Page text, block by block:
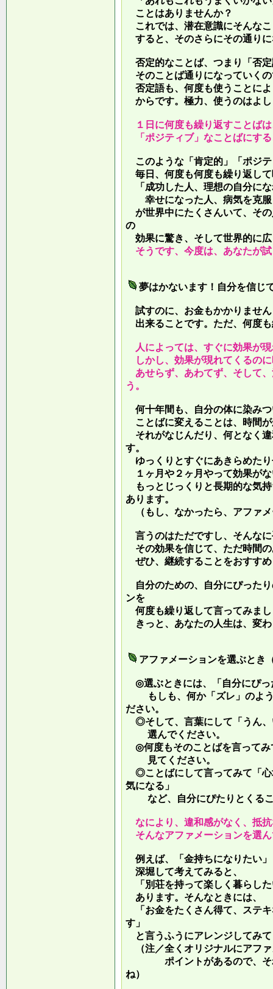
ことはありませんか？
これでは、潜在意識にそんな
すると、そのさらにその通り
否定的なことば、つまり「否
そのことば通りになっていく
否定語も、何度も使うことに
からです。極力、使うのはよ
１日に何度も繰り返すことば
「ポジティブ」なことばにす
このような「肯定的」「ポジ
毎日、何度も何度も繰り返し
「成功した人、理想の自分に
幸せになった人、病気を克服
が世界中にたくさんいて、そ
の
効果に驚き、そして世界的に
そうです、今度は、あなたが
夢はかないます！自分を信じ
試すのに、お金もかかりませ
出来ることです。ただ、何度
人によっては、すぐに効果が
しかし、効果が現れてくるの
あせらず、あわてず、そして
う。
何十年間も、自分の体に染み
ことばに変えることは、時間
それがなじんだり、何となく
す。
ゆっくりとすぐにあきらめた
１ヶ月や２ヶ月やって効果が
もっとじっくりと長期的な気
あります。
（もし、なかったら、アファ
言うのはただですし、そんな
その効果を信じて、ただ時間
ぜひ、継続することをおすす
自分のための、自分にぴった
ンを
何度も繰り返して言ってみま
きっと、あなたの人生は、変
アファメーションを選ぶとき
◎選ぶときには、「自分にぴっ
もしも、何か「ズレ」のよう
ださい。
◎そして、言葉にして「うん、
選んでください。
◎何度もそのことばを言ってみ
見てください。
◎ことばにして言ってみて「心
気になる」
など、自分にぴたりとくるこ
なにより、違和感がなく、抵
そんなアファメーションを選
例えば、「金持ちになりたい
深堀して考えてみると、
「別荘を持って楽しく暮らし
あります。そんなときには、
「お金をたくさん得て、ステ
す」
と言うふうにアレンジしてみ
（注／全くオリジナルにアフ
ポイントがあるので、それ
ね）